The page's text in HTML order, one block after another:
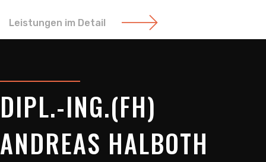
Leistungen im Detail
DIPL.-ING.(FH)
ANDREAS HALBOTH